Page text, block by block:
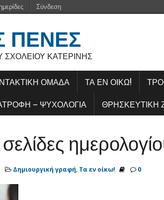
ΠΈΝΕΣ
ΣΧΟΛΕΊΟΥ ΚΑΤΕΡΊΝΗΣ
ΟΜΑΔΑ ΤΑ ΕΝ ΟΊΚΩ!
– ΨΥΧΟΛΟΓΊΑ ΘΡΗΣΚΕΥΤΙΚΉ
Δημιουργική γραφή, Τα εν οίκω! 0
Σύνδεση